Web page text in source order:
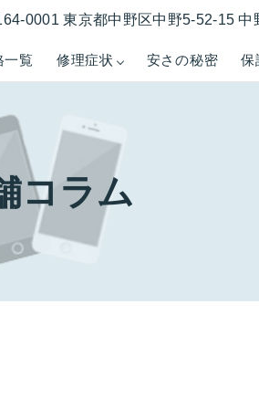
一覧 修理症状 安さの秘密 保
0001 東京都中野区中野5-52-15 中
コラム